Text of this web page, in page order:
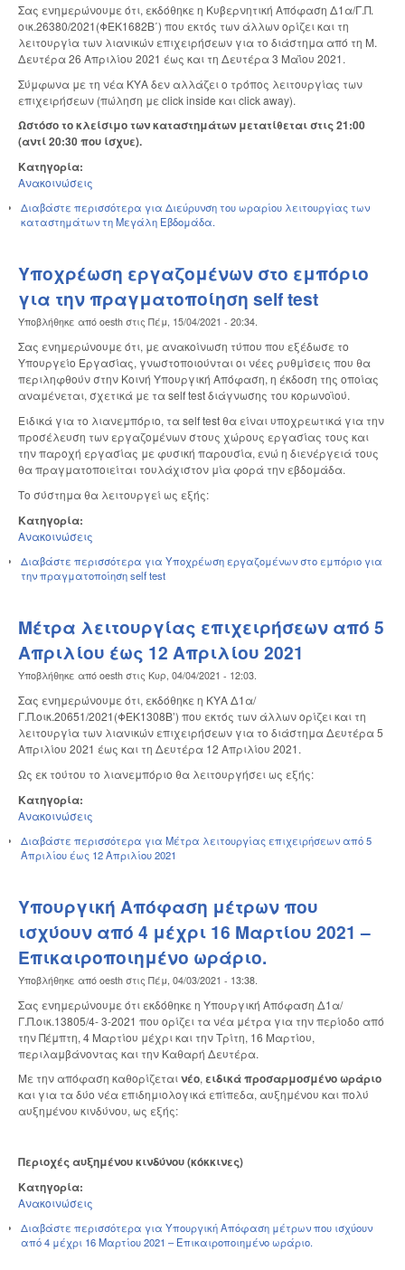
Σας ενημερώνουμε ότι, εκδόθηκε η Κυβερνητική Απόφαση Δ1α/Γ.Π.
οικ.26380/2021(ΦΕΚ1682Β΄) που εκτός των άλλων ορίζει και τη
λειτουργία των λιανικών επιχειρήσεων για το διάστημα από τη Μ.
Δευτέρα 26 Απριλίου 2021 έως και τη Δευτέρα 3 Μαΐου 2021.
Σύμφωνα με τη νέα ΚΥΑ δεν αλλάζει ο τρόπος λειτουργίας των
επιχειρήσεων (πώληση με click inside και click away).
Ωστόσο το κλείσιμο των καταστημάτων μετατίθεται στις 21:00
(αντί 20:30 που ίσχυε).
Κατηγορία:
Ανακοινώσεις
Διαβάστε περισσότερα για Διεύρυνση του ωραρίου λειτουργίας των
καταστημάτων τη Μεγάλη Εβδομάδα.
Υποχρέωση εργαζομένων στο εμπόριο
για την πραγματοποίηση self test
Υποβλήθηκε από oesth στις Πέμ, 15/04/2021 - 20:34.
Σας ενημερώνουμε ότι, με ανακοίνωση τύπου που εξέδωσε το
Υπουργείο Εργασίας, γνωστοποιούνται οι νέες ρυθμίσεις που θα
περιληφθούν στην Κοινή Υπουργική Απόφαση, η έκδοση της οποίας
αναμένεται, σχετικά με τα self test διάγνωσης του κορωνοϊού.
Ειδικά για το λιανεμπόριο, τα self test θα είναι υποχρεωτικά για την
προσέλευση των εργαζομένων στους χώρους εργασίας τους και
την παροχή εργασίας με φυσική παρουσία, ενώ η διενέργειά τους
θα πραγματοποιείται τουλάχιστον μία φορά την εβδομάδα.
Το σύστημα θα λειτουργεί ως εξής:
Κατηγορία:
Ανακοινώσεις
Διαβάστε περισσότερα για Υποχρέωση εργαζομένων στο εμπόριο για
την πραγματοποίηση self test
Μέτρα λειτουργίας επιχειρήσεων από 5
Απριλίου έως 12 Απριλίου 2021
Υποβλήθηκε από oesth στις Κυρ, 04/04/2021 - 12:03
Σας ενημερώνουμε ότι, εκδόθηκε η ΚΥΑ Δ1α/
Γ.Π.οικ.20651/2021(ΦΕΚ1308Β’) που εκτός των άλλων ορίζει και τη
λειτουργία των λιανικών επιχειρήσεων για το διάστημα Δευτέρα 5
Απριλίου 2021 έως και τη Δευτέρα 12 Απριλίου 2021.
Ως εκ τούτου το λιανεμπόριο θα λειτουργήσει ως εξής:
Κατηγορία:
Ανακοινώσεις
Διαβάστε περισσότερα για Μέτρα λειτουργίας επιχειρήσεων από 5
Απριλίου έως 12 Απριλίου 2021
Υπουργική Απόφαση μέτρων που
ισχύουν από 4 μέχρι 16 Μαρτίου 2021 –
Επικαιροποιημένο ωράριο.
Υποβλήθηκε από oesth στις Πέμ, 04/03/2021 - 13:38
Σας ενημερώνουμε ότι εκδόθηκε η Υπουργική Απόφαση Δ1α/
Γ.Π.οικ.13805/4- 3-2021 που ορίζει τα νέα μέτρα για την περίοδο από
την Πέμπτη, 4 Μαρτίου μέχρι και την Τρίτη, 16 Μαρτίου,
περιλαμβάνοντας και την Καθαρή Δευτέρα.
Με την απόφαση καθορίζεταινέο,ειδικά προσαρμοσμένο ωράριο
και για τα δύο νέα επιδημιολογικά επίπεδα, αυξημένου και πολύ
αυξημένου κινδύνου, ως εξής:
Περιοχές αυξημένου κινδύνου (κόκκινες)
Κατηγορία:
Ανακοινώσεις
Διαβάστε περισσότερα για Υπουργική Απόφαση μέτρων που ισχύουν
από 4 μέχρι 16 Μαρτίου 2021 – Επικαιροποιημένο ωράριο.